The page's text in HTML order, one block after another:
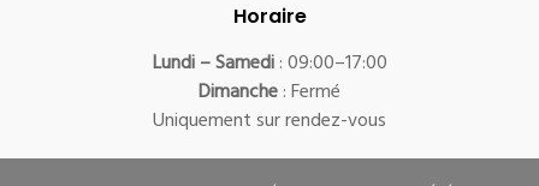
Horaire
Lundi – Samedi: 09:00–17:00
Dimanche: Fermé
Uniquement sur rendez-vous